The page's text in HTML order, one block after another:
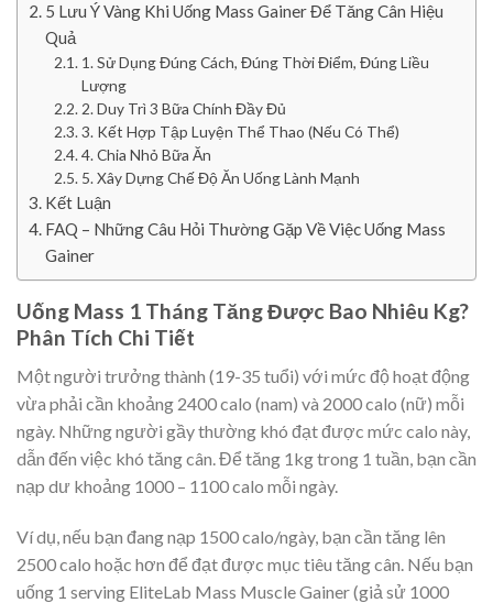
5 Lưu Ý Vàng Khi Uống Mass Gainer Để Tăng Cân Hiệu
Quả
1. Sử Dụng Đúng Cách, Đúng Thời Điểm, Đúng Liều
Lượng
2. Duy Trì 3 Bữa Chính Đầy Đủ
3. Kết Hợp Tập Luyện Thể Thao (Nếu Có Thể)
4. Chia Nhỏ Bữa Ăn
5. Xây Dựng Chế Độ Ăn Uống Lành Mạnh
Kết Luận
FAQ – Những Câu Hỏi Thường Gặp Về Việc Uống Mass
Gainer
Uống Mass 1 Tháng Tăng Được Bao Nhiêu Kg?
Phân Tích Chi Tiết
Một người trưởng thành (19-35 tuổi) với mức độ hoạt động
vừa phải cần khoảng 2400 calo (nam) và 2000 calo (nữ) mỗi
ngày. Những người gầy thường khó đạt được mức calo này,
dẫn đến việc khó tăng cân. Để tăng 1kg trong 1 tuần, bạn cần
nạp dư khoảng 1000 – 1100 calo mỗi ngày.
Ví dụ, nếu bạn đang nạp 1500 calo/ngày, bạn cần tăng lên
2500 calo hoặc hơn để đạt được mục tiêu tăng cân. Nếu bạn
uống 1 serving EliteLab Mass Muscle Gainer (giả sử 1000